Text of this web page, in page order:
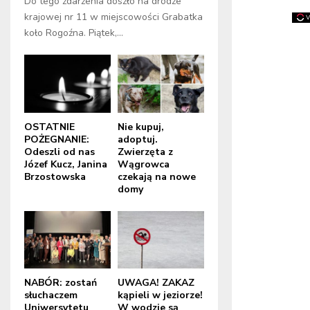
krajowej nr 11 w miejscowości Grabatka
koło Rogoźna. Piątek,...
OSTATNIE
POŻEGNANIE:
Odeszli od nas
Józef Kucz, Janina
Brzostowska
Nie kupuj,
adoptuj.
Zwierzęta z
Wągrowca
czekają na nowe
domy
NABÓR: zostań
słuchaczem
UWAGA! ZAKAZ
kąpieli w jeziorze!